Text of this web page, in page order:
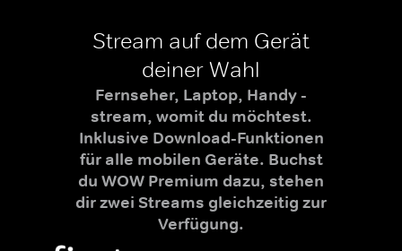
Stream auf dem Gerät
deiner Wahl
Fernseher, Laptop, Handy -
stream, womit du möchtest.
Inklusive Download-Funktionen
für alle mobilen Geräte. Buchst
du WOW Premium dazu, stehen
dir zwei Streams gleichzeitig zur
Verfügung.